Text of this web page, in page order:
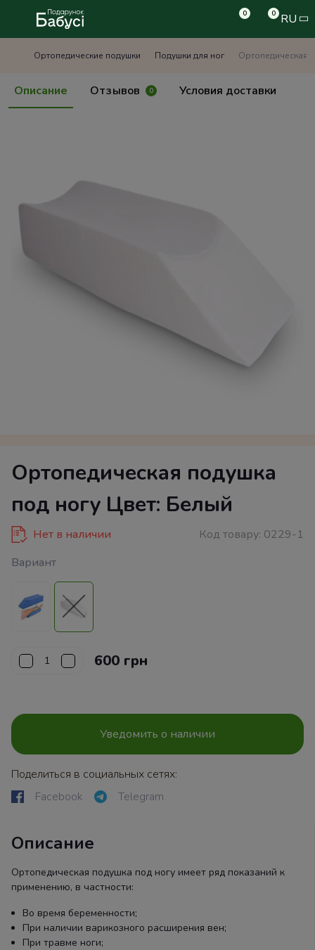
0 0 RU
Ортопедические подушки Подушки для ног Ортопедическая
Описание Отзывов 0 Условия доставки
Ортопедическая подушка
под ногу Цвет: Белый
Нет в наличии Код товару: 0229-1
Вариант
600 грн
Уведомить о наличии
Поделиться в социальных сетях:
Facebook
Telegram
Описание
Ортопедическая подушка под ногу имеет ряд показаний к
применению, в частности:
Во время беременности;
При наличии варикозного расширения вен;
При травме ноги;